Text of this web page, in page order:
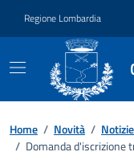
Regione Lombardia
Home / Novità / Notizie
/ Domanda